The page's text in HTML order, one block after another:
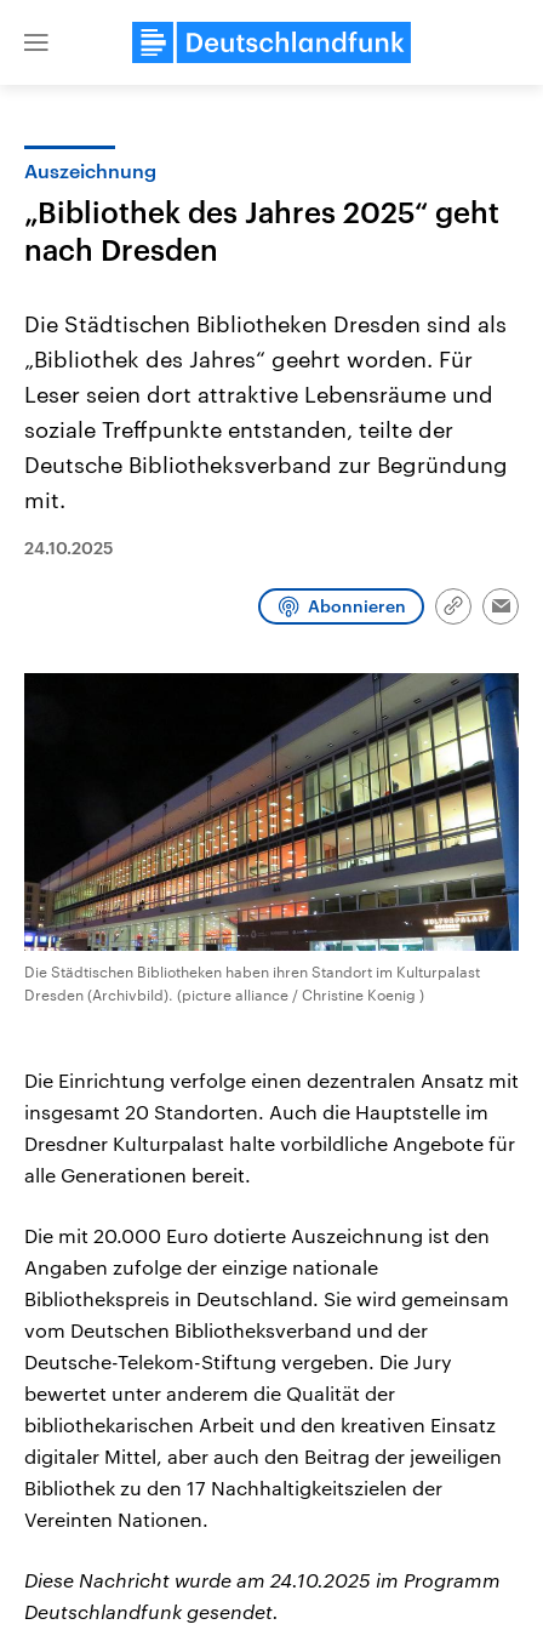
Close
Landtagswahl Sachsen-Anhalt
2026
Alle Informationen
September 2026 einen neuen
Bundesland von einer Koalition aus
CDU, SPD und FDP regiert.-
Wahlprogramme, aktuelle Berichte
und Hintergründe zu den Parteien
USA
Aktuelle Beiträge,
Hintergründe
Wirtschaftlich und
Programm Podcasts
Audio-Archiv
Auszeichnung
„Bibliothek des Jahres 2025“ geht
nach Dresden
Die Städtischen Bibliotheken Dresden sind als
„Bibliothek des Jahres“ geehrt worden. Für
Leser seien dort attraktive Lebensräume und
soziale Treffpunkte entstanden, teilte der
Deutsche Bibliotheksverband zur Begründung
mit.
24.10.2025
Abonnieren
Link
Die Städtischen Bibliotheken haben ihren Standort im Kulturpalast
Dresden (Archivbild). (picture alliance / Christine Koenig )
Die Einrichtung verfolge einen dezentralen Ansatz mit
insgesamt 20 Standorten. Auch die Hauptstelle im
Dresdner Kulturpalast halte vorbildliche Angebote für
alle Generationen bereit.
Die mit 20.000 Euro dotierte Auszeichnung ist den
Angaben zufolge der einzige nationale
Bibliothekspreis in Deutschland. Sie wird gemeinsam
vom Deutschen Bibliotheksverband und der
Deutsche-Telekom-Stiftung vergeben. Die Jury
bewertet unter anderem die Qualität der
bibliothekarischen Arbeit und den kreativen Einsatz
digitaler Mittel, aber auch den Beitrag der jeweiligen
Bibliothek zu den 17 Nachhaltigkeitszielen der
Vereinten Nationen.
Diese Nachricht wurde am 24.10.2025 im Programm
Deutschlandfunk gesendet.